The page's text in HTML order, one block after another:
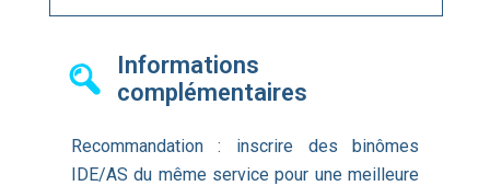
Informations
complémentaires
Recommandation : inscrire des binômes
IDE/AS du même service pour une meilleure